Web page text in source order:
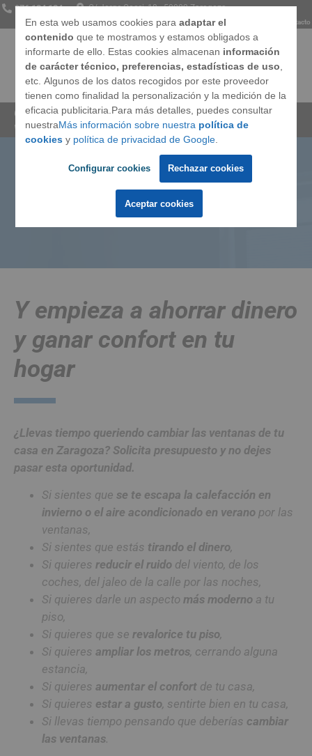
En esta web usamos cookies para adaptar el
contenido que te mostramos y estamos obligados a
informarte de ello. Estas cookies almacenan información
de carácter técnico, preferencias, estadísticas de uso,
etc. Algunos de los datos recogidos por este proveedor
tienen como finalidad la personalización y la medición de la
eficacia publicitaria.Para más detalles, puedes consultar
nuestraMás información sobre nuestra política de
cookiesy política de privacidad de Google.
Configurar cookies Rechazar cookies
Aceptar cookies
976 134 134 C/ Jorge Cocci, 18 · 50002 Zaragoza
Somos Opiniones Preguntas frecuentes Contacto
Ventanas
Techos
Puertas
Marcas
Cerramientos Integrales»Precio para cambiar las
ventanas
Solicita precio para cambiar
tus ventanas sin obra
Y empieza a ahorrar dinero
y ganar confort en tu
hogar
¿Llevas tiempo queriendo cambiar las ventanas de tu
casa en Zaragoza? Solicita presupuesto y no dejes
pasar esta oportunidad.
Si sientes que se te escapa la calefacción en
invierno o el aire acondicionado en verano por las
ventanas,
Si sientes que estás tirando el dinero,
Si quieres reducir el ruido del viento, de los
coches, del jaleo de la calle por las noches,
Si quieres darle un aspecto más moderno a tu
piso,
Si quieres que se revalorice tu piso,
Si quieres ampliar los metros, cerrando alguna
estancia,
Si quieres aumentar el confort de tu casa,
Si quieres estar a gusto, sentirte bien en tu casa,
Si llevas tiempo pensando que deberías cambiar
las ventanas.